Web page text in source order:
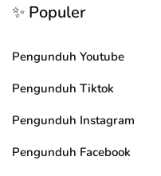
✨ Populer
Pengunduh Youtube
Pengunduh Tiktok
Pengunduh Instagram
Pengunduh Facebook